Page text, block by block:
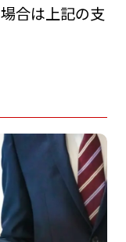
合は上記の⽀